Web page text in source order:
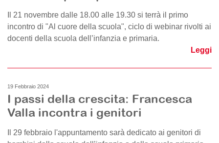
Il 21 novembre dalle 18.00 alle 19.30 si terrà il primo
incontro di "Al cuore della scuola", ciclo di webinar rivolti ai
docenti della scuola dell’infanzia e primaria.
Leggi
19 Febbraio 2024
I passi della crescita: Francesca
Valla incontra i genitori
Il 29 febbraio l'appuntamento sarà dedicato ai genitori di